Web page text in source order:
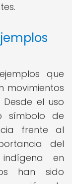
que
movimientos
el uso
símbolo de
frente al
del
en
han sido